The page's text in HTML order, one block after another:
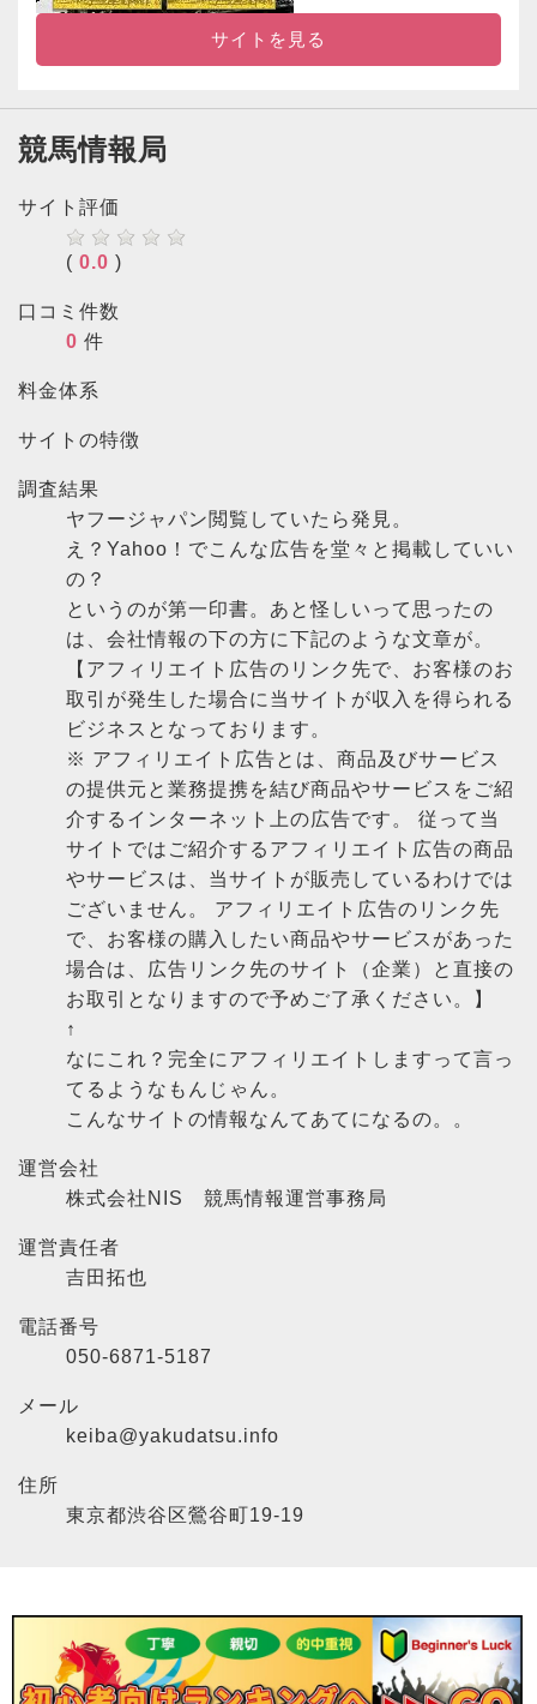
サイトを見る
競馬情報局
サイト評価
( 0.0 )
口コミ件数
0 件
料金体系
サイトの特徴
調査結果
ヤフージャパン閲覧していたら発見。
え？Yahoo！でこんな広告を堂々と掲載していい
の？
というのが第一印書。あと怪しいって思ったの
は、会社情報の下の方に下記のような文章が。
【アフィリエイト広告のリンク先で、お客様のお
取引が発生した場合に当サイトが収入を得られる
ビジネスとなっております。
※ アフィリエイト広告とは、商品及びサービス
の提供元と業務提携を結び商品やサービスをご紹
介するインターネット上の広告です。 従って当
サイトではご紹介するアフィリエイト広告の商品
やサービスは、当サイトが販売しているわけでは
ございません。 アフィリエイト広告のリンク先
で、お客様の購入したい商品やサービスがあった
場合は、広告リンク先のサイト（企業）と直接の
お取引となりますので予めご了承ください。】
↑
なにこれ？完全にアフィリエイトしますって言っ
てるようなもんじゃん。
こんなサイトの情報なんてあてになるの。。
運営会社
株式会社NIS 競馬情報運営事務局
運営責任者
吉田拓也
電話番号
050-6871-5187
メール
keiba@yakudatsu.info
住所
東京都渋谷区鶯谷町19-19